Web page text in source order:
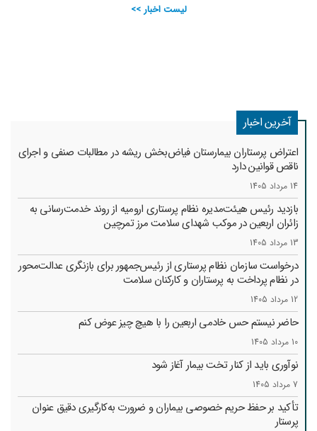
لیست اخبار >>
آخرین اخبار
اعتراض پرستاران بیمارستان فیاض‌بخش ریشه در مطالبات صنفی و اجرای
ناقص قوانین دارد
14 مرداد 1405
بازدید رئیس هیئت‌مدیره نظام پرستاری ارومیه از روند خدمت‌رسانی به
زائران اربعین در موکب شهدای سلامت مرز تمرچین
13 مرداد 1405
درخواست سازمان نظام پرستاری از رئیس‌جمهور برای بازنگری عدالت‌محور
در نظام پرداخت به پرستاران و کارکنان سلامت
12 مرداد 1405
حاضر نیستم حس خادمی اربعین را با هیچ چیز عوض کنم
10 مرداد 1405
نوآوری باید از کنار تخت بیمار آغاز شود
7 مرداد 1405
تأکید بر حفظ حریم خصوصی بیماران و ضرورت به‌کارگیری دقیق عنوان
پرستار